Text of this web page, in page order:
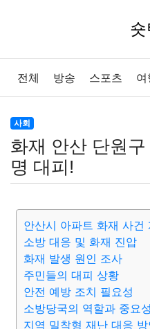
숏
전체 방송 스포츠 여
사회
화재 안산 단원
명 대피!
안산시 아파트 화재 사건
소방 대응 및 화재 진압
화재 발생 원인 조사
주민들의 대피 상황
안전 예방 조치 필요성
소방당국의 역할과 중요성
지역 밀착형 재난 대응